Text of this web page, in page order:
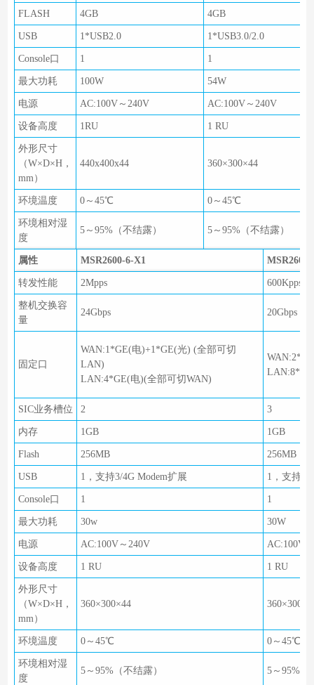
FLASH 4GB 4GB
USB 1*USB2.0 1*USB3.0/2.0
Console口 1 1
最大功耗 100W 54W
电源 AC:100V～240V AC:100V～240V
设备高度 1RU 1 RU
外形尺寸
（W×D×H，
mm）
440x400x44 360×300×44
环境温度 0～45℃ 0～45℃
环境相对湿
度
5～95%（不结露） 5～95%（不结露）
属性 MSR2600-6-X1 MSR2600-
转发性能 2Mpps 600Kpps
整机交换容
量
24Gbps 20Gbps
固定口
WAN:1*GE(电)+1*GE(光) (全部可切
LAN)
LAN:4*GE(电)(全部可切WAN)
SIC业务槽位 2 3
内存 1GB 1GB
Flash 256MB 256MB
USB 1，支持3/4G Modem扩展 1，支持3/
Console口 1 1
最大功耗 30w 30W
电源 AC:100V～240V AC:100V
设备高度 1 RU 1 RU
外形尺寸
（W×D×H，
mm）
360×300×44
环境温度 0～45℃ 0～45℃
环境相对湿
度
5～95%（不结露） 5～95%（